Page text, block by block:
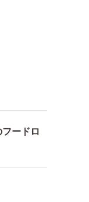
ードロ